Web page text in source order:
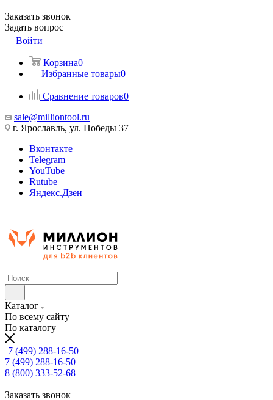
Заказать звонок
Задать вопрос
Войти
Корзина0
Избранные товары0
Сравнение товаров0
sale@milliontool.ru
г. Ярославль, ул. Победы 37
Вконтакте
Telegram
YouTube
Rutube
Яндекс.Дзен
Каталог
По всему сайту
По каталогу
7 (499) 288-16-50
7 (499) 288-16-50
8 (800) 333-52-68
Заказать звонок